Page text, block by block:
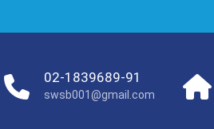
02-1839689-91
swsb001@gmail.com